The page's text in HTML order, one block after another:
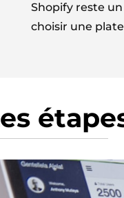
Shopify reste
choisir une